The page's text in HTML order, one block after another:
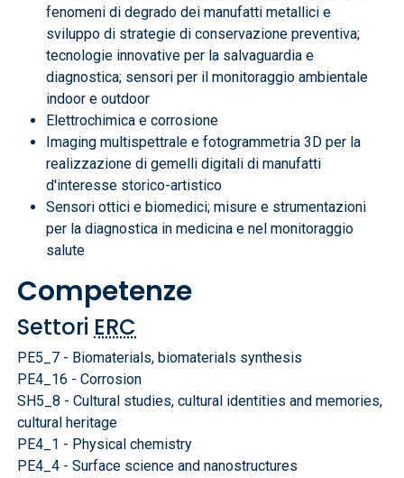
fenomeni di degrado dei manufatti metallici e
sviluppo di strategie di conservazione preventiva;
tecnologie innovative per la salvaguardia e
diagnostica; sensori per il monitoraggio ambientale
indoor e outdoor
Elettrochimica e corrosione
Imaging multispettrale e fotogrammetria 3D per la
realizzazione di gemelli digitali di manufatti
d'interesse storico-artistico
Sensori ottici e biomedici; misure e strumentazioni
per la diagnostica in medicina e nel monitoraggio
salute
Competenze
Settori ERC
PE5_7 - Biomaterials, biomaterials synthesis
PE4_16 - Corrosion
SH5_8 - Cultural studies, cultural identities and memories,
cultural heritage
PE4_1 - Physical chemistry
PE4_4 - Surface science and nanostructures